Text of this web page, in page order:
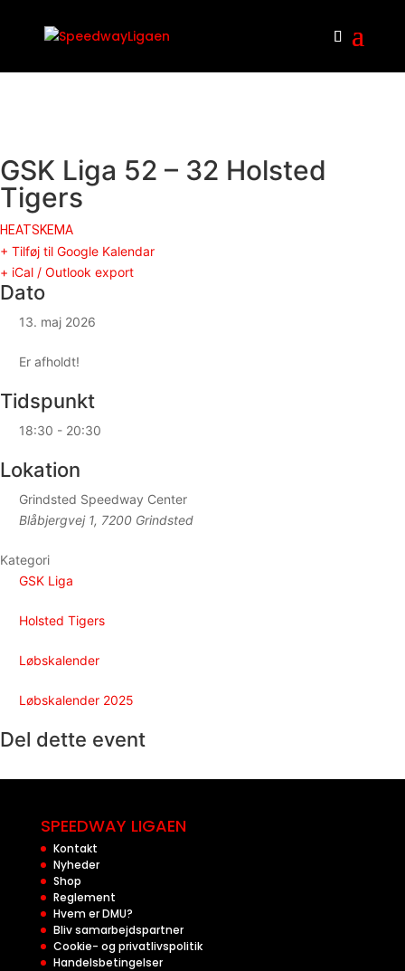
GSK Liga 52 – 32 Holsted
Tigers
HEATSKEMA
+ Tilføj til Google Kalendar
+ iCal / Outlook export
Dato
13. maj 2026
Er afholdt!
Tidspunkt
18:30 - 20:30
Lokation
Grindsted Speedway Center
Blåbjergvej 1, 7200 Grindsted
Kategori
GSK Liga
Holsted Tigers
Løbskalender
Løbskalender 2025
Del dette event
SPEEDWAY LIGAEN
Kontakt
Nyheder
Shop
Reglement
Hvem er DMU?
Bliv samarbejdspartner
Cookie- og privatlivspolitik
Handelsbetingelser